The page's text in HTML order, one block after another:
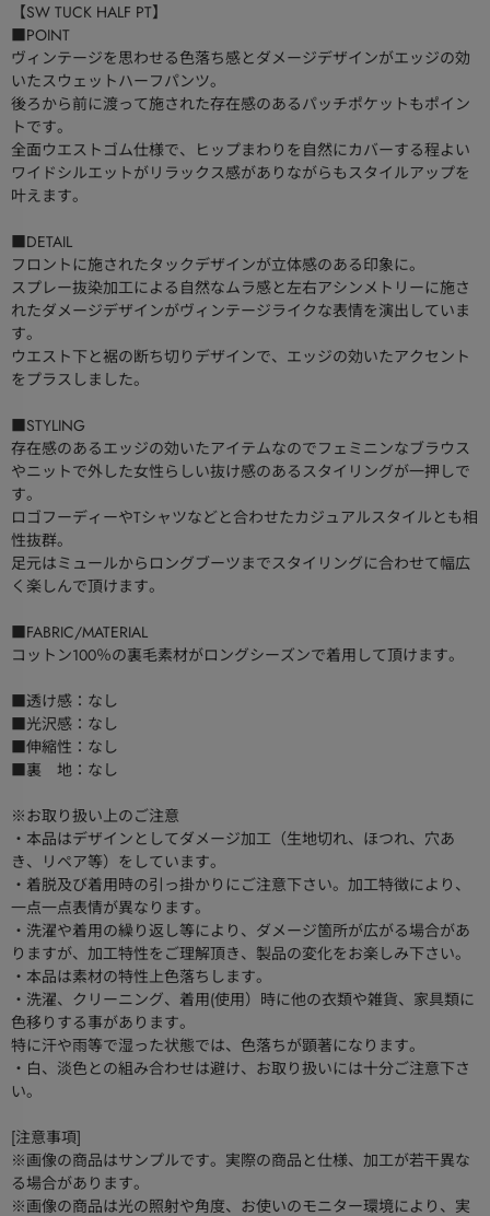
【SW TUCK HALF PT】
■POINT
ヴィンテージを思わせる色落ち感とダメージデザインがエッジの効
いたスウェットハーフパンツ。
後ろから前に渡って施された存在感のあるパッチポケットもポイン
トです。
全面ウエストゴム仕様で、ヒップまわりを自然にカバーする程よい
ワイドシルエットがリラックス感がありながらもスタイルアップを
叶えます。
■DETAIL
フロントに施されたタックデザインが立体感のある印象に。
スプレー抜染加工による自然なムラ感と左右アシンメトリーに施さ
れたダメージデザインがヴィンテージライクな表情を演出していま
す。
ウエスト下と裾の断ち切りデザインで、エッジの効いたアクセント
をプラスしました。
■STYLING
存在感のあるエッジの効いたアイテムなのでフェミニンなブラウス
やニットで外した女性らしい抜け感のあるスタイリングが一押しで
す。
ロゴフーディーやTシャツなどと合わせたカジュアルスタイルとも相
性抜群。
足元はミュールからロングブーツまでスタイリングに合わせて幅広
く楽しんで頂けます。
■FABRIC/MATERIAL
コットン100％の裏毛素材がロングシーズンで着用して頂けます。
■透け感：なし
■光沢感：なし
■伸縮性：なし
■裏 地：なし
※お取り扱い上のご注意
・本品はデザインとしてダメージ加工（生地切れ、ほつれ、穴あ
き、リペア等）をしています。
・着脱及び着用時の引っ掛かりにご注意下さい。加工特徴により、
一点一点表情が異なります。
・洗濯や着用の繰り返し等により、ダメージ箇所が広がる場合があ
りますが、加工特性をご理解頂き、製品の変化をお楽しみ下さい。
・本品は素材の特性上色落ちします。
・洗濯、クリーニング、着用(使用）時に他の衣類や雑貨、家具類に
色移りする事があります。
特に汗や雨等で湿った状態では、色落ちが顕著になります。
・白、淡色との組み合わせは避け、お取り扱いには十分ご注意下さ
い。
[注意事項]
※画像の商品はサンプルです。実際の商品と仕様、加工が若干異な
る場合があります。
※画像の商品は光の照射や角度、お使いのモニター環境により、実